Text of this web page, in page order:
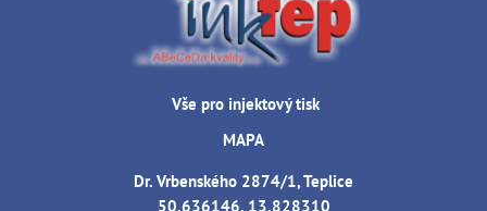
Vše pro injektový tisk
MAPA
Dr. Vrbenského 2874/1, Teplice
50.636146, 13.828310